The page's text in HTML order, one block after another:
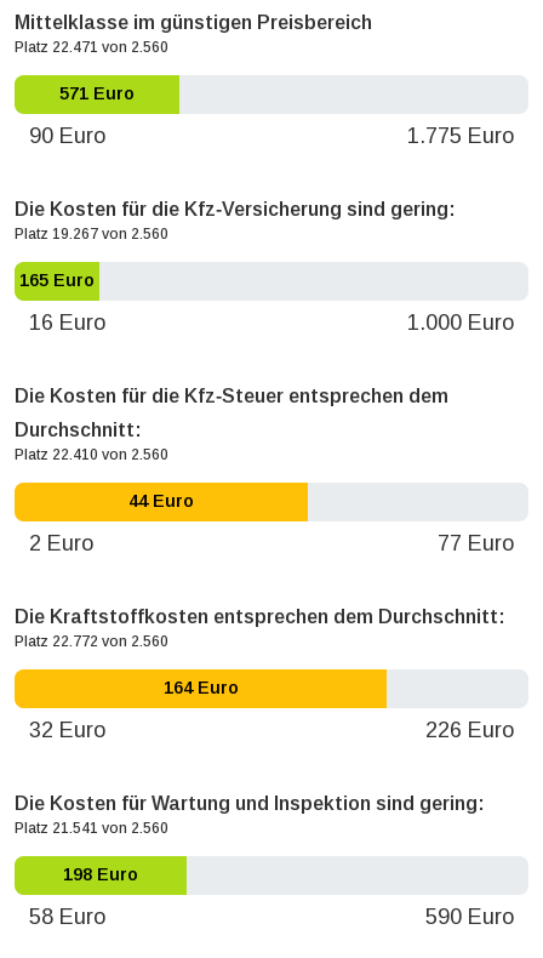
Mittelklasse im günstigen Preisbereich
Platz 22.471 von 2.560
571 Euro
90 Euro 1.775 Euro
Die Kosten für die Kfz‐Versicherung sind gering:
Platz 19.267 von 2.560
165 Euro
16 Euro 1.000 Euro
Die Kosten für die Kfz‐Steuer entsprechen dem
Durchschnitt:
Platz 22.410 von 2.560
44 Euro
2 Euro 77 Euro
Die Kraftstoffkosten entsprechen dem Durchschnitt:
Platz 22.772 von 2.560
164 Euro
32 Euro 226 Euro
Die Kosten für Wartung und Inspektion sind gering:
Platz 21.541 von 2.560
198 Euro
58 Euro 590 Euro